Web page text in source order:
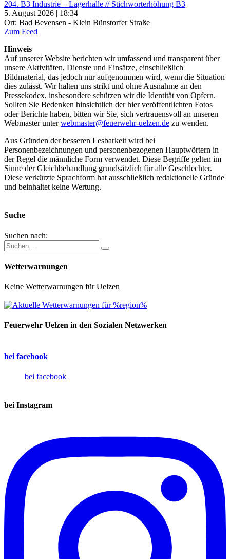
204. B3 Industrie – Lagerhalle // Stichworterhöhung B3
5. August 2026 | 18:34
Ort: Bad Bevensen - Klein Bünstorfer Straße
Zum Feed
Hinweis
Auf unserer Website berichten wir umfassend und transparent über
unsere Aktivitäten, Dienste und Einsätze, einschließlich
Bildmaterial, das jedoch nur aufgenommen wird, wenn die Situation
dies zulässt. Wir halten uns strikt und ohne Ausnahme an den
Pressekodex, insbesondere schützen wir die Identität von Opfern.
Sollten Sie Bedenken hinsichtlich der hier veröffentlichten Fotos
oder Berichte haben, bitten wir Sie, sich vertrauensvoll an unseren
Webmaster unterwebmaster@feuerwehr-uelzen.de zu wenden.
Aus Gründen der besseren Lesbarkeit wird bei
Personenbezeichnungen und personenbezogenen Hauptwörtern in
der Regel die männliche Form verwendet. Diese Begriffe gelten im
Sinne der Gleichbehandlung grundsätzlich für alle Geschlechter.
Diese verkürzte Sprachform hat ausschließlich redaktionelle Gründe
und beinhaltet keine Wertung.
Suche
Suchen nach:
Wetterwarnungen
Keine Wetterwarnungen für Uelzen
Feuerwehr Uelzen in den Sozialen Netzwerken
bei facebook
bei facebook
bei Instagram